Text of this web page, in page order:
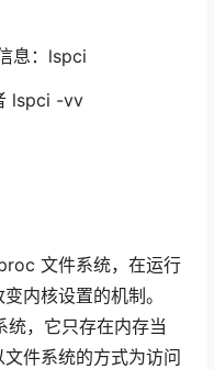
息：lspci
lspci -vv
文件系统，在运行
内核设置的机制。
，它只存在内存当
件系统的方式为访问